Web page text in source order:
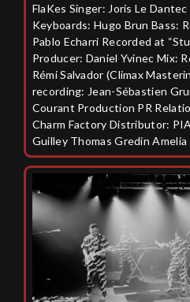
FlaKes Singer: Joris Le
Keyboards: Hugo Brun Bass:
Pablo Echarri Recorded at
Producer: Daniel Yvinec Mix:
Rémi Salvador (Climax
recording: Jean-Sébastien
Courant Production PR
Charm Factory Distributor:
Guilley Thomas Gredin Amelia